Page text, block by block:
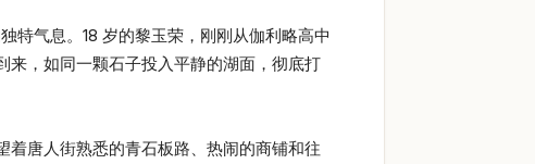
特气息。18 岁的黎玉荣，刚刚从伽利略高中
来，如同一颗石子投入平静的湖面，彻底打
唐人街熟悉的青石板路、热闹的商铺和往